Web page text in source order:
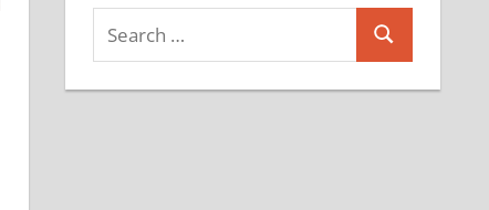
Search
for:
Search